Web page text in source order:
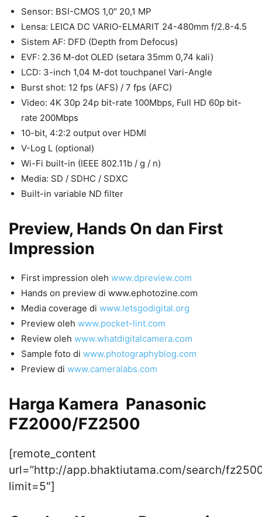
Sensor: BSI-CMOS 1,0″ 20,1 MP
Lensa: LEICA DC VARIO-ELMARIT 24-480mm f/2.8-4.5
Sistem AF: DFD (Depth from Defocus)
EVF: 2.36 M-dot OLED (setara 35mm 0,74 kali)
LCD: 3-inch 1,04 M-dot touchpanel Vari-Angle
Burst shot: 12 fps (AFS) / 7 fps (AFC)
Video: 4K 30p 24p bit-rate 100Mbps, Full HD 60p bit-
rate 200Mbps
10-bit, 4:2:2 output over HDMI
V-Log L (optional)
Wi-Fi built-in (IEEE 802.11b / g / n)
Media: SD / SDHC / SDXC
Built-in variable ND filter
Preview, Hands On dan First
Impression
First impression oleh www.dpreview.com
Hands on preview di www.ephotozine.com
Media coverage di www.letsgodigital.org
Preview oleh www.pocket-lint.com
Review oleh www.whatdigitalcamera.com
Sample foto di www.photographyblog.com
Preview di www.cameralabs.com
Harga Kamera Panasonic
FZ2000/FZ2500
[remote_content
url=”http://app.bhaktiutama.com/search/
limit=5″]